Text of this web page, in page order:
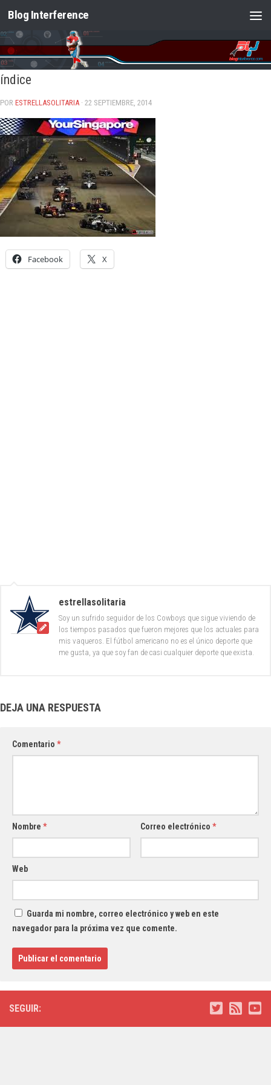
Saltar al contenido
Blog Interference
índice
POR ESTRELLASOLITARIA · 22 SEPTIEMBRE, 2014
Facebook X
estrellasolitaria
Soy un sufrido seguidor de los Cowboys que sigue viviendo de
los tiempos pasados que fueron mejores que los actuales para
mis vaqueros. El fútbol americano no es el único deporte que
me gusta, ya que soy fan de casi cualquier deporte que exista.
DEJA UNA RESPUESTA
Comentario *
Nombre * Correo electrónico*
Web
Guarda mi nombre, correo electrónico y web en este
navegador para la próxima vez que comente.
SEGUIR: